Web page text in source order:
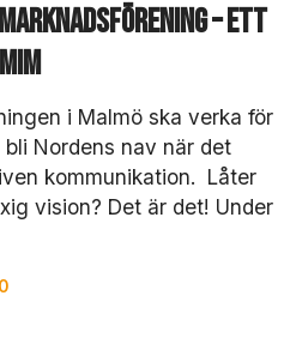
– ett
i Malmö ska verka för
Nordens nav när det
kommunikation. Låter
vision? Det är det! Under
s
a
k
o
r
g